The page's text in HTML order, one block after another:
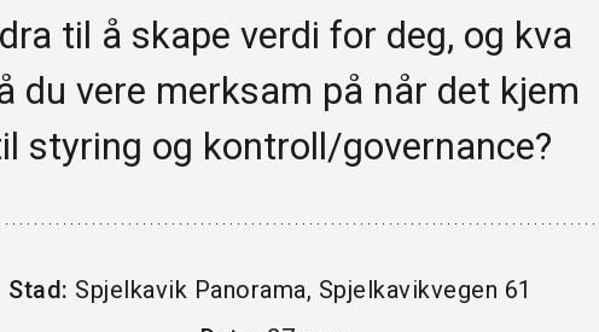
HANDEL OG SERVICE
PROFESJONELL TENESTEYTING
REISELIV OG KULTUR
FINANS
til å skape verdi for deg, og kva
du vere merksam på når det kjem
styring og kontroll/governance?
Stad: Spjelkavik Panorama, Spjelkavikvegen 61